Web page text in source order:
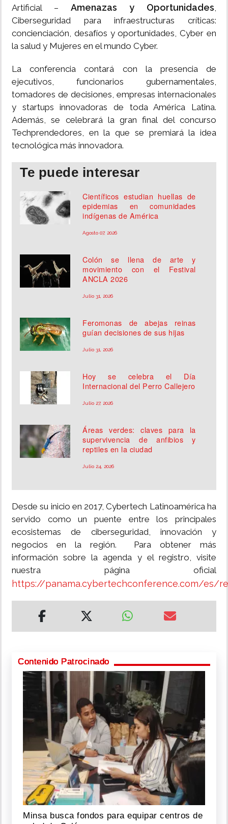
Artificial – Amenazas y Oportunidades,
Ciberseguridad para infraestructuras críticas:
concienciación, desafíos y oportunidades, Cyber en
la salud y Mujeres en el mundo Cyber.
La conferencia contará con la presencia de
ejecutivos, funcionarios gubernamentales,
tomadores de decisiones, empresas internacionales
y startups innovadoras de toda América Latina.
Además, se celebrará la gran final del concurso
Techprendedores, en la que se premiará la idea
tecnológica más innovadora.
Te puede interesar
Científicos estudian huellas de
epidemias en comunidades
indígenas de América
Agosto 07, 2026
Colón se llena de arte y
movimiento con el Festival
ANCLA 2026
Julio 31, 2026
Feromonas de abejas reinas
guían decisiones de sus hijas
Julio 31, 2026
Hoy se celebra el Día
Internacional del Perro Callejero
Julio 27, 2026
Áreas verdes: claves para la
supervivencia de anfibios y
reptiles en la ciudad
Julio 24, 2026
Desde su inicio en 2017, Cybertech Latinoamérica ha
servido como un puente entre los principales
ecosistemas de ciberseguridad, innovación y
negocios en la región. Para obtener más
información sobre la agenda y el registro, visite
nuestra página oficial
https://panama.cybertechconference.com/es/
Contenido Patrocinado
Minsa busca fondos para equipar centros de